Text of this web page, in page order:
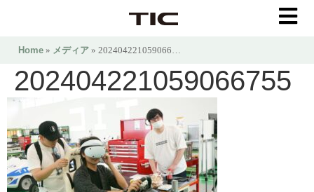
Home » メディア » 202404221059066…
202404221059066755